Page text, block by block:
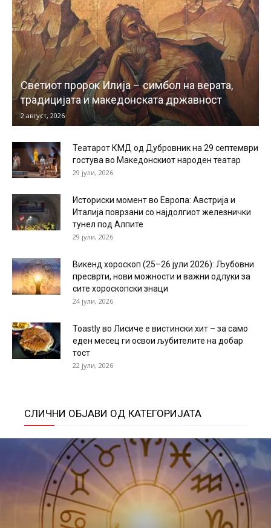
Светиот пророк Илија – симбол на верата,
традицијата и македонската државност
2 август, 2026
Театарот КМД од Дубровник на 29 септември
гостува во Македонскиот народен театар
29 јули, 2026
Историски момент во Европа: Австрија и
Италија поврзани со најдолгиот железнички
тунел под Алпите
29 јули, 2026
Викенд хороскоп (25–26 јули 2026): Љубовни
пресврти, нови можности и важни одлуки за
сите хороскопски знаци
24 јули, 2026
Toastly во Лисиче е вистински хит – за само
еден месец ги освои љубителите на добар
тост
22 јули, 2026
СЛИЧНИ ОБЈАВИ ОД КАТЕГОРИЈАТА